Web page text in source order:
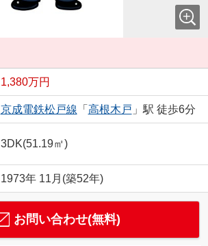
1,380万円
京成電鉄松戸線 「 高根木戸 」駅 徒歩6分
3DK(51.19㎡)
1973年 11月(築52年)
お問い合わせ(無料)